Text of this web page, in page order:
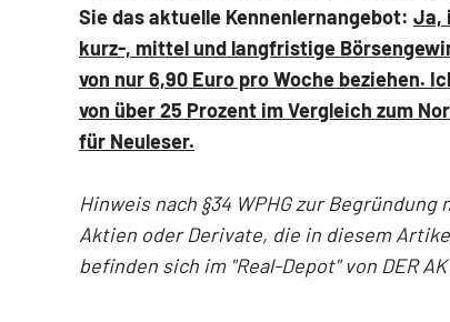
Sie das aktuelle Kennenlernangebot: Ja,
kurz-, mittel und langfristige
von nur 6,90 Euro pro Woche beziehen.
von über 25 Prozent im Vergleich zum
für Neuleser.
Hinweis nach §34 WPHG zur
Aktien oder Derivate, die in diesem
befinden sich im "Real-Depot" von DER